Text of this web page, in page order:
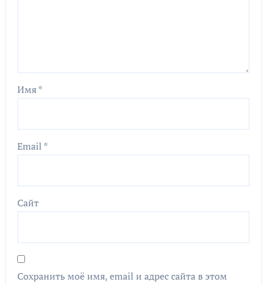
Имя*
Email *
Сайт
Сохранить моё имя, email и адрес сайта в этом